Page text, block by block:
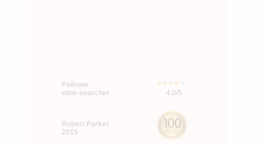
Рейтинг
wine-searcher
4,0/5
Robert Parker
2015